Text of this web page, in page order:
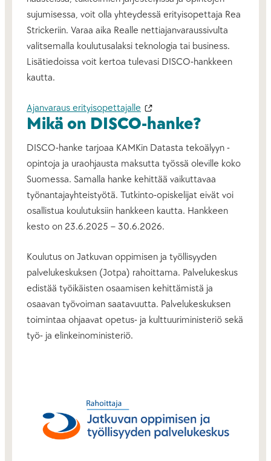
sujumisessa, voit olla yhteydessä erityisopettaja Rea
Strickeriin. Varaa aika Realle nettiajanvaraussivulta
valitsemalla koulutusalaksi teknologia tai business.
Lisätiedoissa voit kertoa tulevasi DISCO-hankkeen
kautta.
Ajanvaraus erityisopettajalle
Mikä on DISCO-hanke?
DISCO-hanke tarjoaa KAMKin Datasta tekoälyyn -
opintoja ja uraohjausta maksutta työssä oleville koko
Suomessa. Samalla hanke kehittää vaikuttavaa
työnantajayhteistyötä. Tutkinto-opiskelijat eivät voi
osallistua koulutuksiin hankkeen kautta. Hankkeen
kesto on 23.6.2025 – 30.6.2026.
Koulutus on Jatkuvan oppimisen ja työllisyyden
palvelukeskuksen (Jotpa) rahoittama. Palvelukeskus
edistää työikäisten osaamisen kehittämistä ja
osaavan työvoiman saatavuutta. Palvelukeskuksen
toimintaa ohjaavat opetus- ja kulttuuriministeriö sekä
työ- ja elinkeinoministeriö.